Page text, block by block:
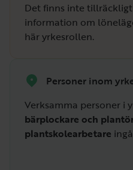
Det finns inte
information om
här yrkesrollen.
Personer inom
Verksamma personer i
bärplockare och
plantskolearbetare